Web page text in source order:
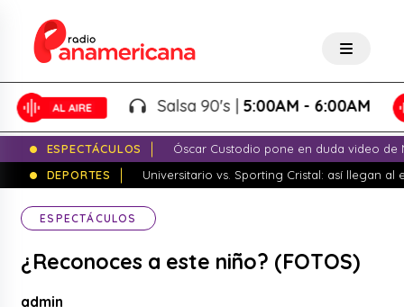
Salsa 90's |5:00AM - 6:00AM
ESPECTÁCULOS
Óscar Custodio pone en duda video de
DEPORTES
Universitario vs. Sporting Cristal: así llegan al
ESPECTÁCULOS
¿Reconoces a este niño? (FOTOS)
admin